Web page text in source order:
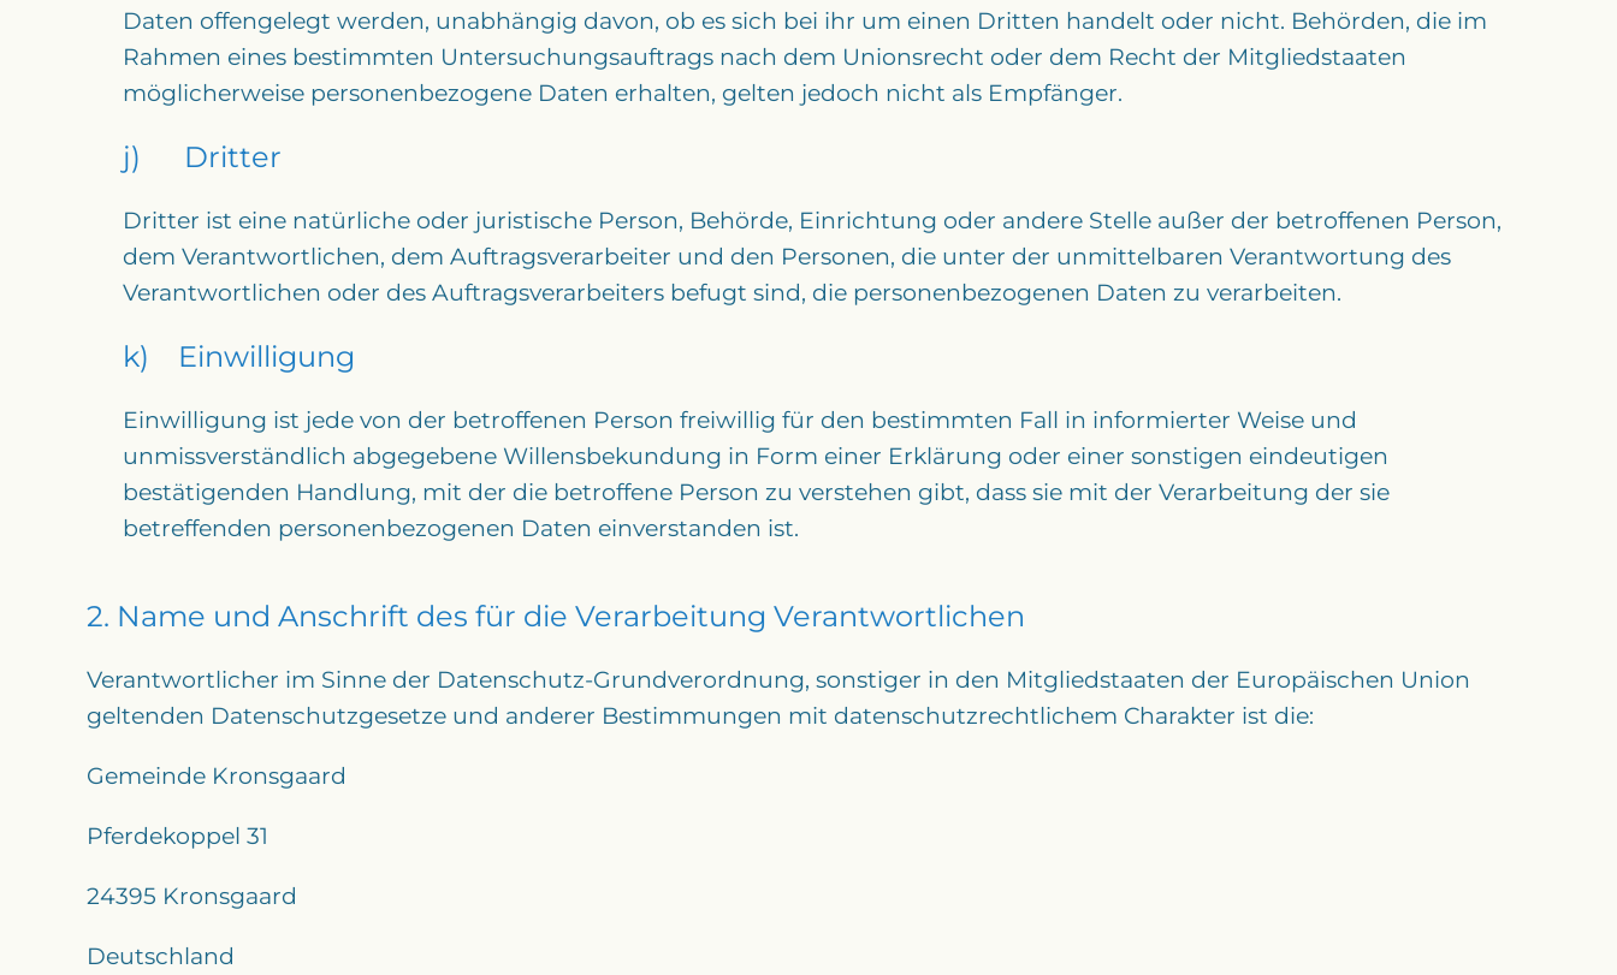
Daten offengelegt werden, unabhängig davon, ob es sich bei ihr um einen Dritten handelt oder nicht. Behörden, die im
Rahmen eines bestimmten Untersuchungsauftrags nach dem Unionsrecht oder dem Recht der Mitgliedstaaten
möglicherweise personenbezogene Daten erhalten, gelten jedoch nicht als Empfänger.
j) Dritter
Dritter ist eine natürliche oder juristische Person, Behörde, Einrichtung oder andere Stelle außer der betroffenen Person,
dem Verantwortlichen, dem Auftragsverarbeiter und den Personen, die unter der unmittelbaren Verantwortung des
Verantwortlichen oder des Auftragsverarbeiters befugt sind, die personenbezogenen Daten zu verarbeiten.
k) Einwilligung
Einwilligung ist jede von der betroffenen Person freiwillig für den bestimmten Fall in informierter Weise und
unmissverständlich abgegebene Willensbekundung in Form einer Erklärung oder einer sonstigen eindeutigen
bestätigenden Handlung, mit der die betroffene Person zu verstehen gibt, dass sie mit der Verarbeitung der sie
betreffenden personenbezogenen Daten einverstanden ist.
2. Name und Anschrift des für die Verarbeitung Verantwortlichen
Verantwortlicher im Sinne der Datenschutz-Grundverordnung, sonstiger in den Mitgliedstaaten der Europäischen Union
geltenden Datenschutzgesetze und anderer Bestimmungen mit datenschutzrechtlichem Charakter ist die:
Gemeinde Kronsgaard
Pferdekoppel 31
24395 Kronsgaard
Deutschland